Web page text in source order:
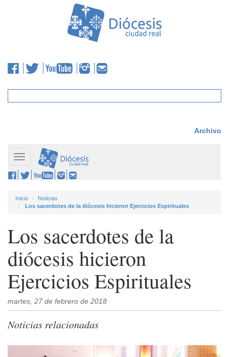
Archivo
Toggle
navigation
Inicio
Noticias
Los sacerdotes de la diócesis hicieron Ejercicios Espirituales
Los sacerdotes de la
diócesis hicieron
Ejercicios Espirituales
martes, 27 de febrero de 2018
Noticias relacionadas